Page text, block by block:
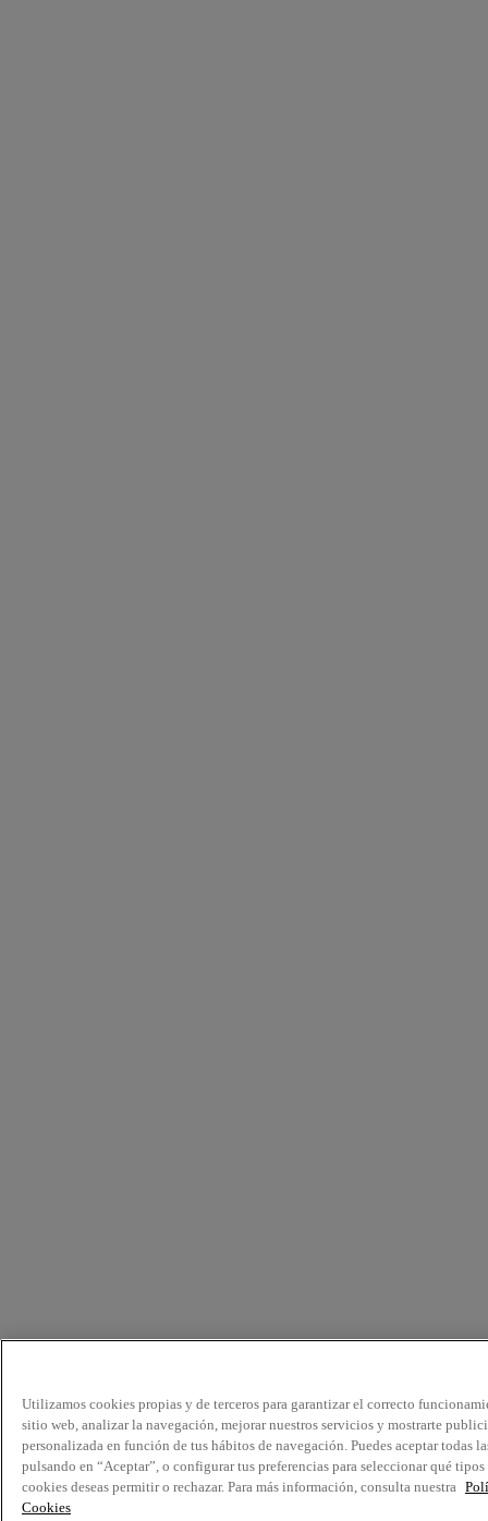
Utilizamos cookies propias y de terceros para garantizar el correcto
sitio web, analizar la navegación, mejorar nuestros servicios y mostrarte
personalizada en función de tus hábitos de navegación. Puedes aceptar todas
pulsando en “Aceptar”, o configurar tus preferencias para seleccionar qué tipos
cookies deseas permitir o rechazar. Para más información, consulta nuestra
Cookies